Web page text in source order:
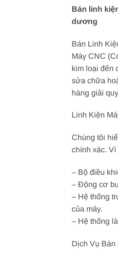
Bán linh
dương
Bán Linh
Máy CNC
kim loại đến
sửa chữa
hàng giải
Linh Kiện
Chúng tôi
chính xác. Vì
– Bộ điều
– Động cơ
– Hệ thống
của máy.
– Hệ thống
Dịch Vụ Bán